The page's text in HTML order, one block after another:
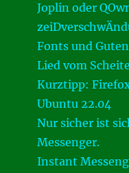
Joplin oder
Fonts und
Lied vom
Kurztipp:
Ubuntu 22.04
Nur sicher ist
Messenger.
Instant